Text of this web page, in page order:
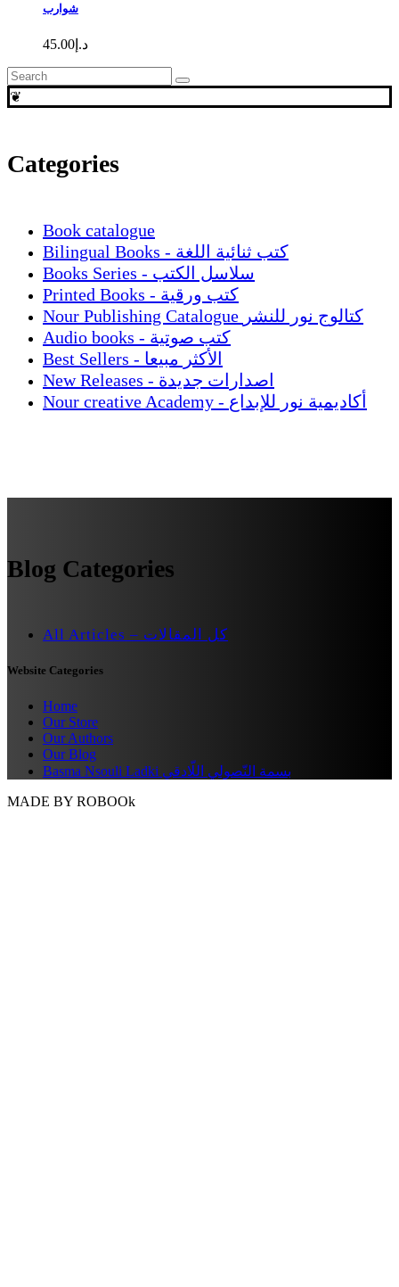
شوارب
د.إ 45.00
Search
for:
❦
Categories
Book catalogue
Bilingual Books - كتب ثنائية اللغة
Books Series - سلاسل الكتب
Printed Books - كتب ورقية
Nour Publishing Catalogue كتالوج نور للنشر
Audio books - كتب صوتية
Best Sellers - الأكثر مبيعا
New Releases - اصدارات جديدة
Nour creative Academy - أكاديمية نور للإبداع
Blog Categories
All Articles – كل المقالات
Website Categories
Home
Our Store
Our Authors
Our Blog
Basma Nsouli Ladki بسمة النّصولي اللّادقي
MADE BY ROBOOk